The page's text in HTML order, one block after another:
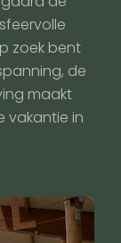
zoek bent
de
maakt
vakantie in